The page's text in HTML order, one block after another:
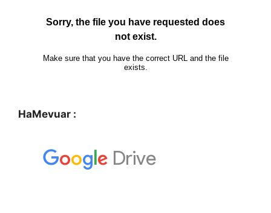
HaMevuar :